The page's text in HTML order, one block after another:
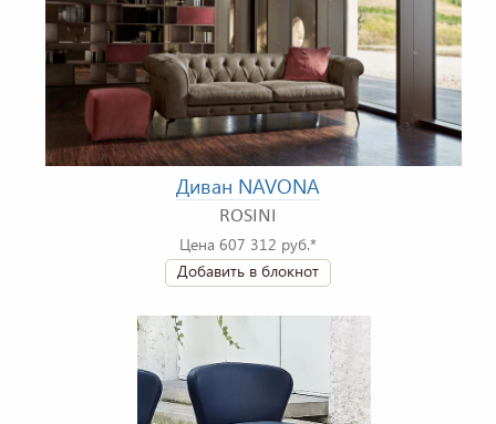
Диван NAVONA
ROSINI
Цена 607 312 руб.*
Добавить в блокнот